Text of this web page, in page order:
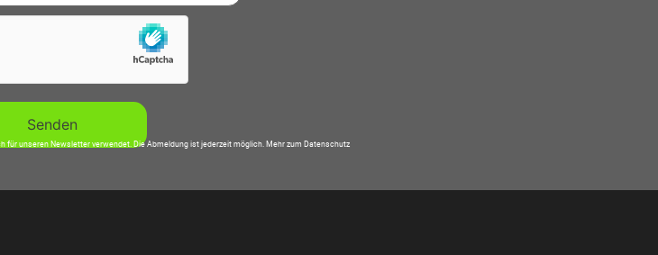
unseren Newsletter verwendet. Die Abmeldung ist jederzeit möglich.Mehr zum Datenschutz